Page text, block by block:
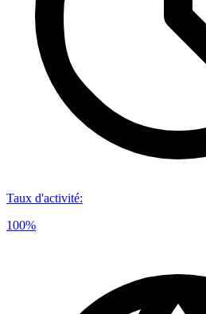
Taux d'activité:
100%